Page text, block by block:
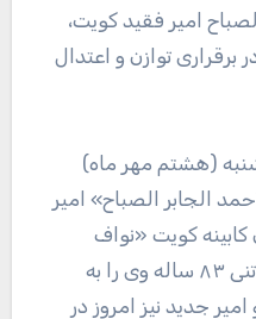
امیر فقید کویت،
توازن و اعتدال
(هشتم مهر ماه)
الجابر الصباح» امیر
کابینه کویت «نواف
الاحمد الجابر الصباح» بردار ناتنی ۸۳ ساله وی را به
جدید نیز امروز در